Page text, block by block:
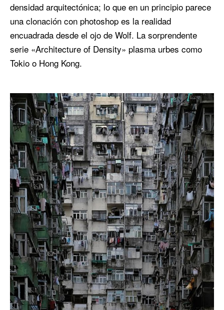
densidad arquitectónica; lo que en un principio parece
una clonación con photoshop es la realidad
encuadrada desde el ojo de Wolf. La sorprendente
serie «Architecture of Density» plasma urbes como
Tokio o Hong Kong.